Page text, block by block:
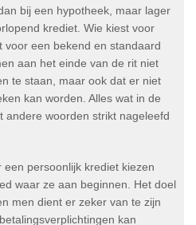
bij een hypotheek, maar lager
krediet. Wie kiest voor
voor een bekend en standaard
aan het einde van de rit niet
te staan, maar ook dat er niet
kan worden. Alles wat in de
andere woorden strikt nageleefd
persoonlijk krediet kiezen
waar ze aan beginnen. Het doel
men dient er zeker van te zijn
kan